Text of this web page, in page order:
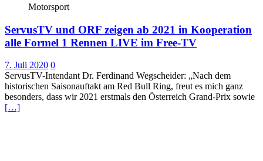
Motorsport
ServusTV und ORF zeigen ab 2021 in Kooperation
alle Formel 1 Rennen LIVE im Free-TV
7. Juli 2020 0
ServusTV-Intendant Dr. Ferdinand Wegscheider: „Nach dem
historischen Saisonauftakt am Red Bull Ring, freut es mich ganz
besonders, dass wir 2021 erstmals den Österreich Grand-Prix sowie
[…]